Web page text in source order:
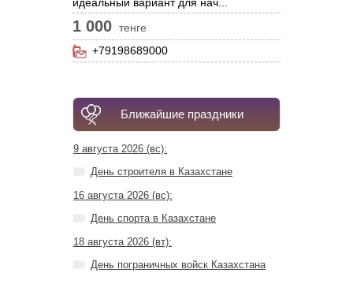
1 000 тенге
+79198689000
Ближайшие праздники
9 августа 2026 (вс):
День строителя в Казахстане
16 августа 2026 (вс):
День спорта в Казахстане
18 августа 2026 (вт):
День пограничных войск Казахстана